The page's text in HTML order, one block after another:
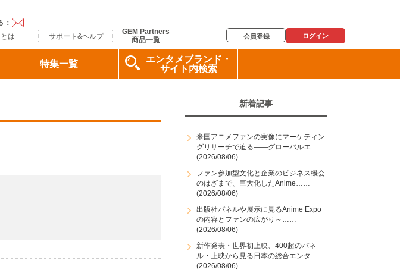
：
は
サポート&ヘルプ
GEM Partners
商品一覧
会員登録 ログイン
特集一覧
エンタメブランド・
サイト内検索
新着記事
米国アニメファンの実像にマーケティン
グリサーチで迫る――グローバルエ……
(2026/08/06)
ファン参加型文化と企業のビジネス機会
のはざまで、巨大化したAnime……
(2026/08/06)
出版社パネルや展示に見るAnime Expo
の内容とファンの広がり～……
(2026/08/06)
新作発表・世界初上映、400超のパネ
ル・上映から見る日本の総合エンタ……
(2026/08/06)